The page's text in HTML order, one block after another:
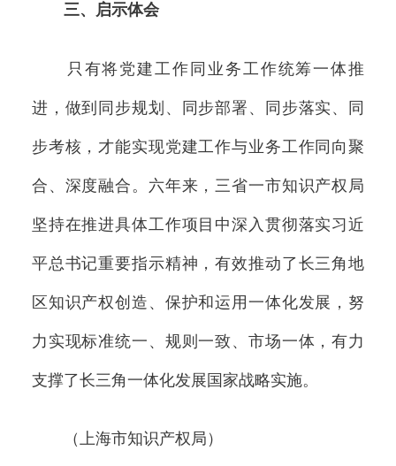
三、启示体会
只有将党建工作同业务工作统筹一体推
进，做到同步规划、同步部署、同步落实、同
步考核，才能实现党建工作与业务工作同向聚
合、深度融合。六年来，三省一市知识产权局
坚持在推进具体工作项目中深入贯彻落实习近
平总书记重要指示精神，有效推动了长三角地
区知识产权创造、保护和运用一体化发展，努
力实现标准统一、规则一致、市场一体，有力
支撑了长三角一体化发展国家战略实施。
（上海市知识产权局）